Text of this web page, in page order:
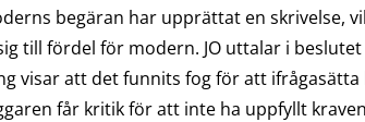
begäran har upprättat en skrivelse,
till fördel för modern. JO uttalar i
visar att det funnits fog för att ifrågasätta
får kritik för att inte ha uppfyllt kraven